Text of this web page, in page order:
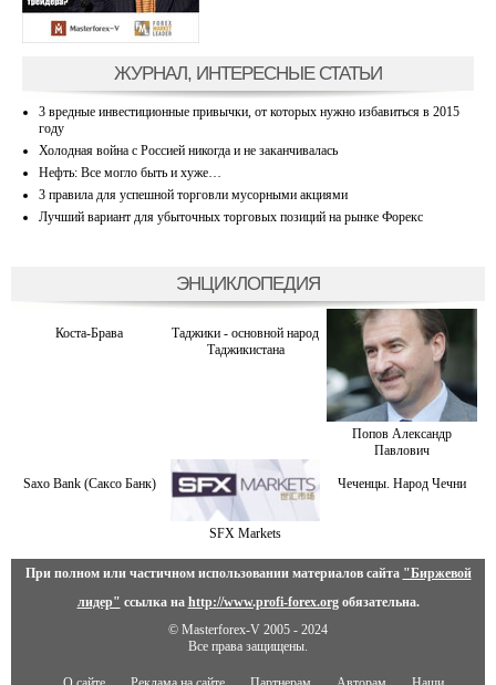
ЖУРНАЛ, ИНТЕРЕСНЫЕ СТАТЬИ
3 вредные инвестиционные привычки, от которых нужно избавиться в 2015
году
Холодная война с Россией никогда и не заканчивалась
Нефть: Все могло быть и хуже…
3 правила для успешной торговли мусорными акциями
Лучший вариант для убыточных торговых позиций на рынке Форекс
ЭНЦИКЛОПЕДИЯ
Коста-Брава
Таджики - основной народ
Таджикистана
Попов Александр
Павлович
Saxo Bank (Саксо Банк)
SFX Markets
Чеченцы. Народ Чечни
При полном или частичном использовании материалов сайта "Биржевой
лидер" ссылка на http://www.profi-forex.orgобязательна.
© Masterforex-V 2005 - 2024
Все права защищены.